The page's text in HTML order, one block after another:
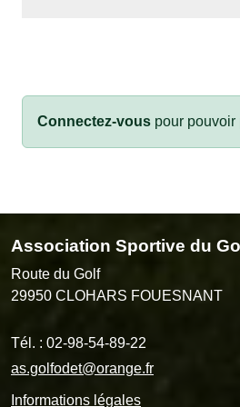
Connectez-vous pour pouvoir
Association Sportive du
Route du Golf
29950 CLOHARS FOUESNANT
Tél. : 02-98-54-89-22
as.golfodet@orange.fr
Informations légales